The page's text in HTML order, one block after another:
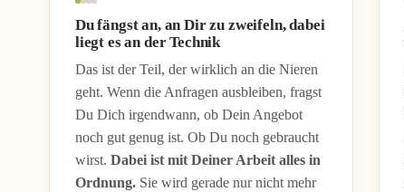
Du fängst an, an Dir zu zweifeln, dabei
liegt es an der Technik
Das ist der Teil, der wirklich an die Nieren
geht. Wenn die Anfragen ausbleiben, fragst
Du Dich irgendwann, ob Dein Angebot
noch gut genug ist. Ob Du noch gebraucht
wirst. Dabei ist mit Deiner Arbeit alles in
Ordnung. Sie wird gerade nur nicht mehr